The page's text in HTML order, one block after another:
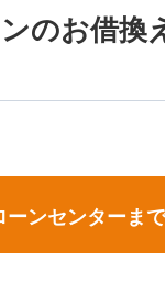
のお借換
ーンセンターま